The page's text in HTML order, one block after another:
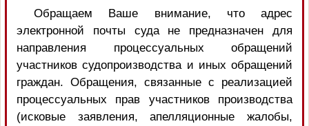
Обращаем Ваше внимание, что адрес
электронной почты суда не предназначен для
направления процессуальных обращений
участников судопроизводства и иных обращений
граждан. Обращения, связанные с реализацией
процессуальных прав участников производства
(исковые заявления, апелляционные жалобы,